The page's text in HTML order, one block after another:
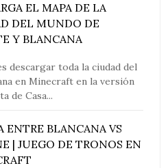
EL MAPA DE LA
DEL MUNDO DE
Y BLANCANA
descargar toda la ciudad del
en Minecraft en la versión
de Casa...
ENTRE BLANCANA VS
| JUEGO DE TRONOS EN